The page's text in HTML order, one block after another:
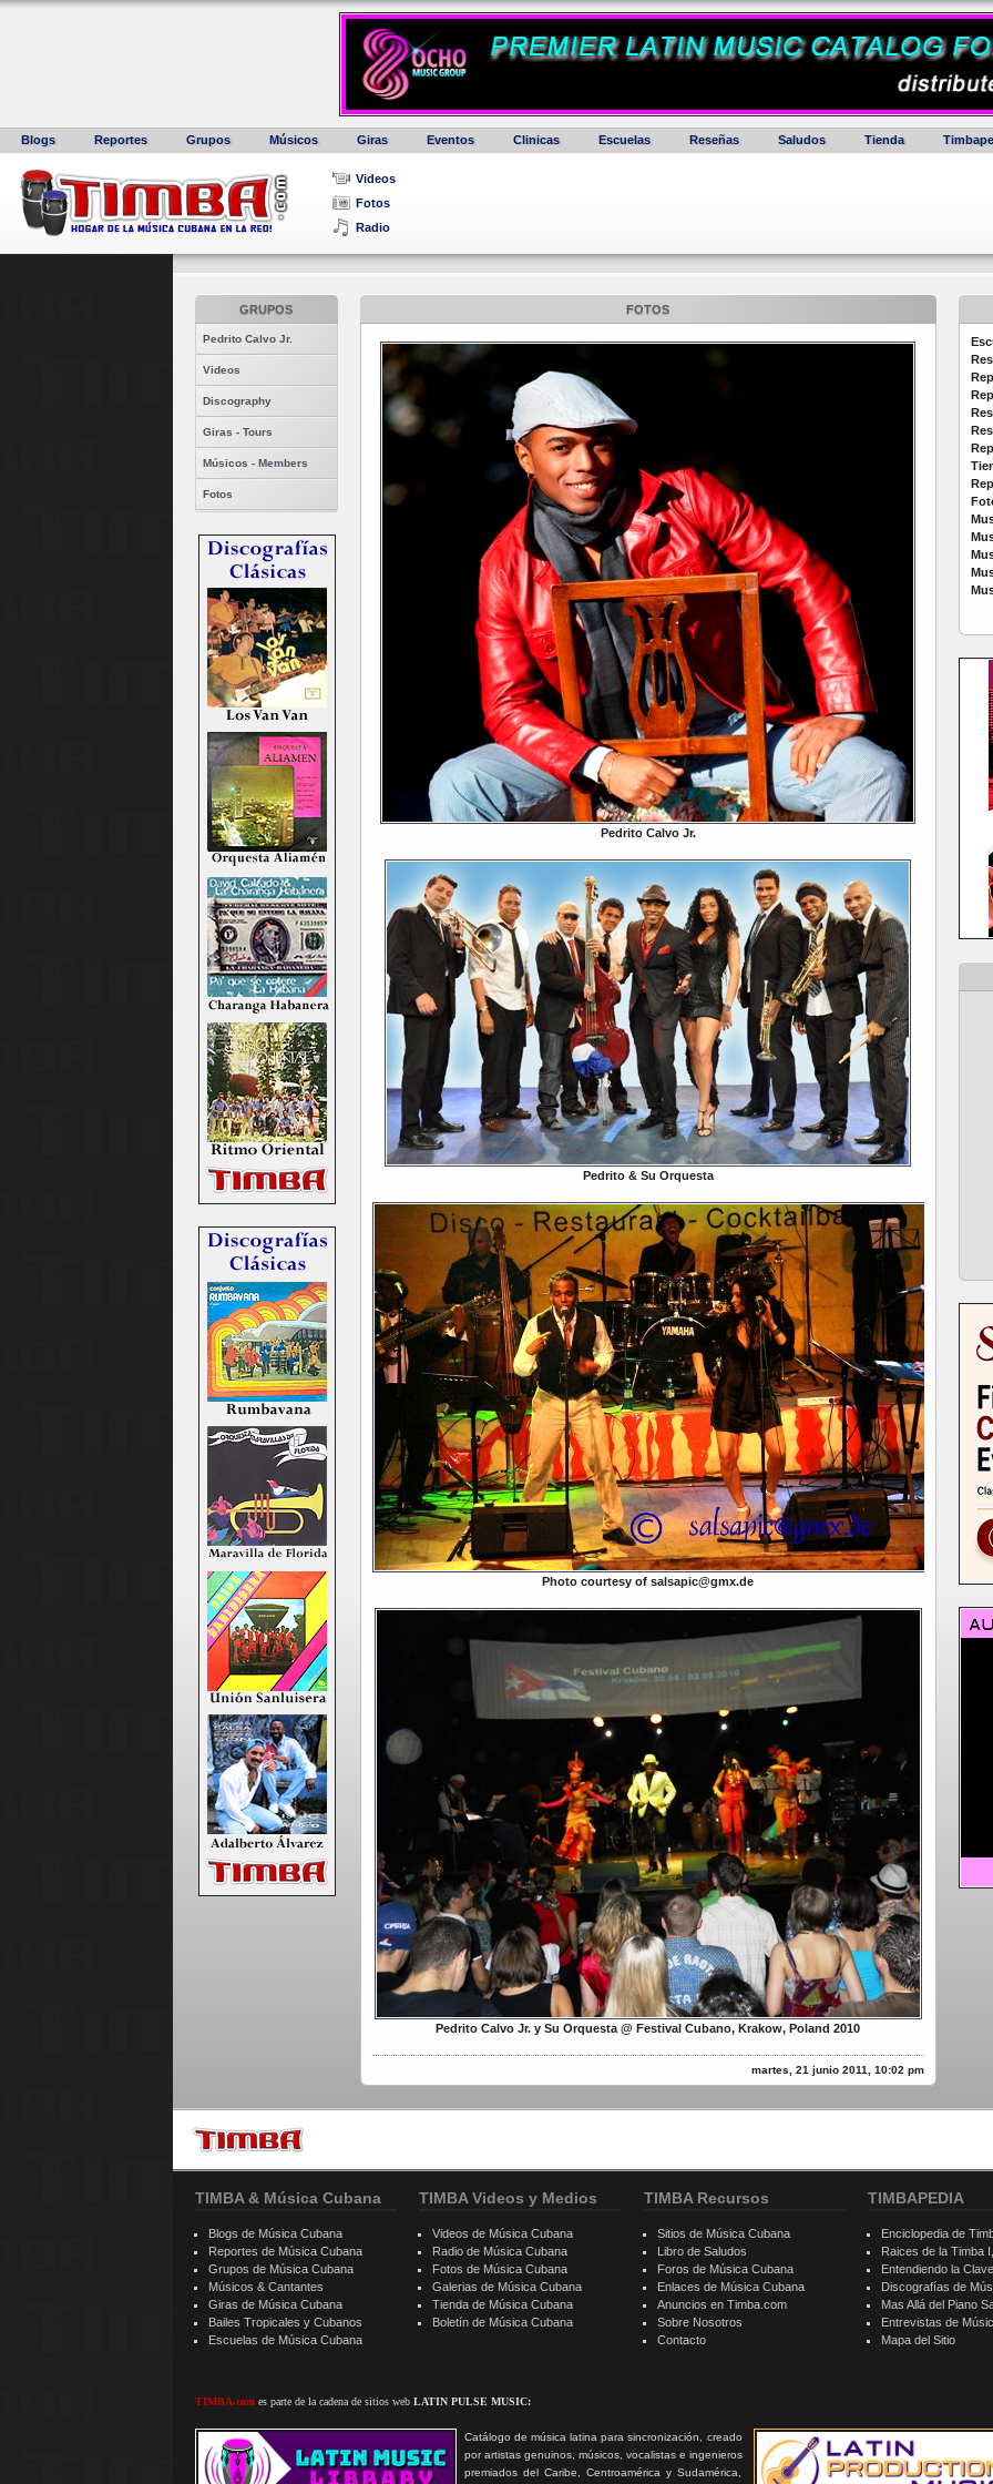
Blogs Reportes Grupos Músicos Giras Eventos Clinicas Escuelas Reseñas Saludos Tienda
Videos
Fotos
Radio
GRUPOS
Pedrito Calvo Jr.
Videos
Discography
Giras - Tours
Músicos - Members
Fotos
FOTOS
Pedrito Calvo Jr.
Pedrito & Su Orquesta
Photo courtesy of salsapic@gmx.de
Pedrito Calvo Jr. y Su Orquesta @ Festival Cubano, Krakow, Poland 2010
martes, 21 junio 2011, 10:02 pm
TIMBA & Música Cubana
Blogs de Música Cubana
Reportes de Música Cubana
Grupos de Música Cubana
Músicos & Cantantes
Giras de Música Cubana
Bailes Tropicales y Cubanos
Escuelas de Música Cubana
TIMBA.comes parte de la cadena de sitios web LATIN PULSE MUSIC:
Catálogo de música latina para sincronización, creado
por artistas genuinos, músicos, vocalistas e ingenieros
premiados del Caribe, Centroamérica y Sudamérica,
TIMBA Videos y Medios
Videos de Música Cubana
Radio de Música Cubana
Fotos de Música Cubana
Galerias de Música Cubana
Tienda de Música Cubana
Boletín de Música Cubana
TIMBA Recursos
Sitios de Música Cubana
Libro de Saludos
Foros de Música Cubana
Enlaces de Música Cubana
Anuncios en Timba.com
Sobre Nosotros
Contacto
TIMBAPEDIA
Enciclopedia de
Raices de la Timba
Entendiendo la
Discografías de
Mas Allá del Piano
Entrevistas de
Mapa del Sitio